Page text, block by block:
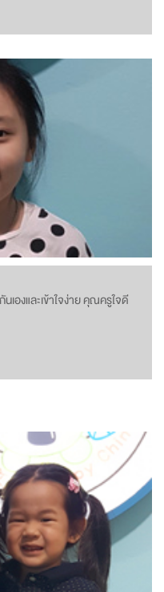
เองและเข้าใจง่าย คุณครูใจดี